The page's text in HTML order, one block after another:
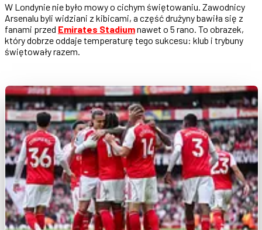
W Londynie nie było mowy o cichym świętowaniu. Zawodnicy
Arsenalu byli widziani z kibicami, a część drużyny bawiła się z
fanami przed Emirates Stadiumnawet o 5 rano. To obrazek,
który dobrze oddaje temperaturę tego sukcesu: klub i trybuny
świętowały razem.